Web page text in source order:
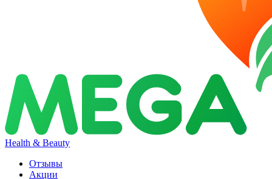
Health & Beauty
Отзывы
Акции